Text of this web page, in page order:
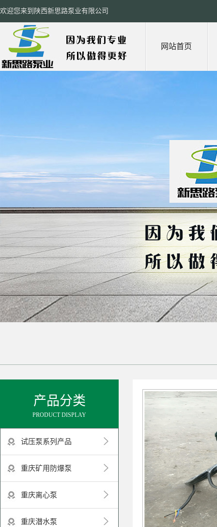
欢迎您来到陕西新思路泵业有限公司
网站首页
产品分类
PRODUCT DISPLAY
试压泵系列产品
重庆矿用防爆泵
重庆离心泵
重庆潜水泵